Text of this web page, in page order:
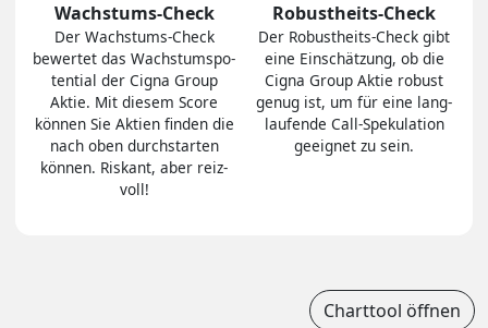
Wachstums-Check
Der Wachs­tums-Check
bewertet das Wachs­tums­po­
ten­tial der Cigna Group
Aktie. Mit diesem Score
können Sie Aktien finden die
nach oben durch­star­ten
können. Riskant, aber reiz­
voll!
Robustheits-Check
Der Robust­heits-Check gibt
eine Ein­schät­zung, ob die
Cigna Group Aktie robust
genug ist, um für eine lang­
lau­fen­de Call-Spe­ku­la­tion
ge­eig­net zu sein.
Charttool öffnen